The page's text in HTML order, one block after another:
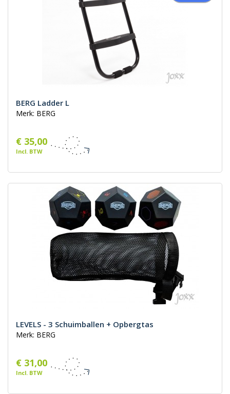
BERG Ladder L
Merk: BERG
€ 35,00
Incl. BTW
LEVELS - 3 Schuimballen + Opbergtas
Merk: BERG
€ 31,00
Incl. BTW